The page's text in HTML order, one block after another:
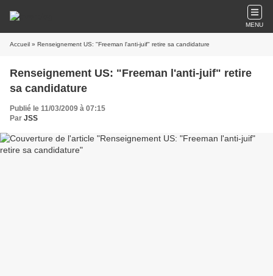
MENU
Accueil » Renseignement US: "Freeman l'anti-juif" retire sa candidature
Renseignement US: "Freeman l'anti-juif" retire
sa candidature
Publié le 11/03/2009 à 07:15
Par JSS